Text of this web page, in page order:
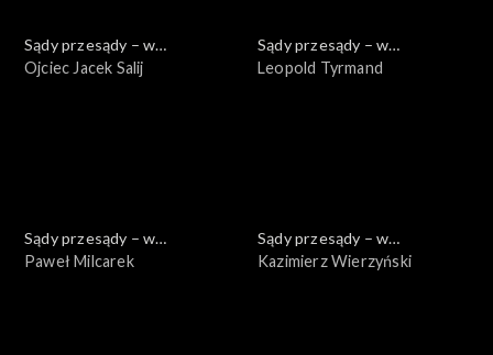
Sądy przesądy – w
powiększeniu
Ojciec Jacek Salij
Sądy przesądy – w
powiększeniu
Leopold Tyrmand
Sądy przesądy – w
powiększeniu
Paweł Milcarek
Sądy przesądy – w
powiększeniu
Kazimierz Wierzyński